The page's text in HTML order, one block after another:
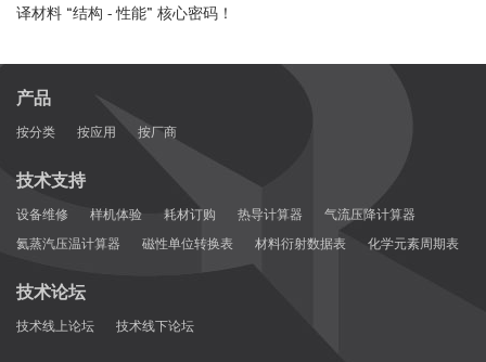
译材料 “结构 - 性能” 核心密码！
产品
按分类 按应用 按厂商
技术支持
设备维修 样机体验 耗材订购 热导计算器
气流压降计算器
氦蒸汽压温计算器
磁性单位转换表 材料衍射数据表 化学元素周期表
技术论坛
技术线上论坛 技术线下论坛